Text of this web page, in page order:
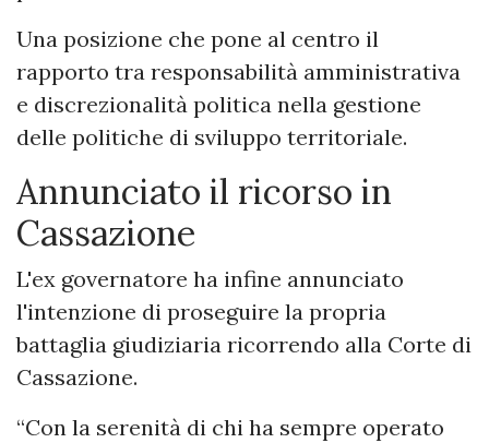
Una posizione che pone al centro il
rapporto tra responsabilità amministrativa
e discrezionalità politica nella gestione
delle politiche di sviluppo territoriale.
Annunciato il ricorso in
Cassazione
L'ex governatore ha infine annunciato
l'intenzione di proseguire la propria
battaglia giudiziaria ricorrendo alla Corte di
Cassazione.
“Con la serenità di chi ha sempre operato